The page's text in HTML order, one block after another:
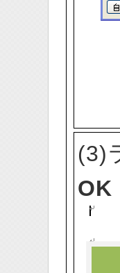
(3)
OK